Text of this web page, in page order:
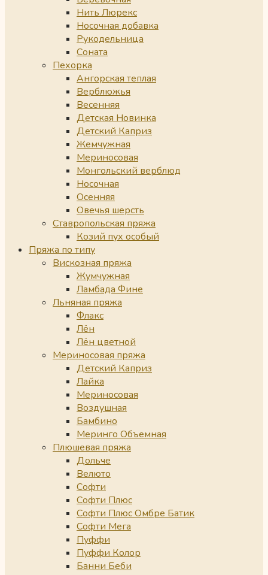
Нить Люрекс
Носочная добавка
Рукодельница
Соната
Пехорка
Ангорская теплая
Верблюжья
Весенняя
Детская Новинка
Детский Каприз
Жемчужная
Мериносовая
Монгольский верблюд
Носочная
Осенняя
Овечья шерсть
Ставропольская пряжа
Козий пух особый
Пряжа по типу
Вискозная пряжа
Жумчужная
Ламбада Фине
Льняная пряжа
Флакс
Лён
Лён цветной
Мериносовая пряжа
Детский Каприз
Лайка
Мериносовая
Воздушная
Бамбино
Меринго Объемная
Плюшевая пряжа
Дольче
Велюто
Софти
Софти Плюс
Софти Плюс Омбре Батик
Софти Мега
Пуффи
Пуффи Колор
Банни Беби